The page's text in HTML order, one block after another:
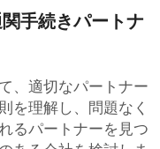
手続きパートナ
、適切なパートナー
を理解し、問題なく
るパートナーを見つ